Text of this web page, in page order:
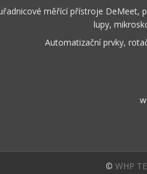
měřící přístroje DeMeet,
lupy,
Automatizační prvky,
© WHP